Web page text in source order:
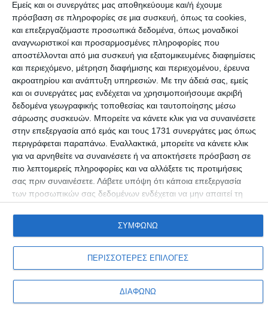
Εμείς και οι συνεργάτες μας αποθηκεύουμε και/ή έχουμε
πρόσβαση σε πληροφορίες σε μια συσκευή, όπως τα cookies,
και επεξεργαζόμαστε προσωπικά δεδομένα, όπως μοναδικοί
αναγνωριστικοί και προσαρμοσμένες πληροφορίες που
αποστέλλονται από μια συσκευή για εξατομικευμένες διαφημίσεις
και περιεχόμενο, μέτρηση διαφήμισης και περιεχομένου, έρευνα
ακροατηρίου και ανάπτυξη υπηρεσιών. Με την άδειά σας, εμείς
και οι συνεργάτες μας ενδέχεται να χρησιμοποιήσουμε ακριβή
δεδομένα γεωγραφικής τοποθεσίας και ταυτοποίησης μέσω
σάρωσης συσκευών. Μπορείτε να κάνετε κλικ για να συναινέσετε
στην επεξεργασία από εμάς και τους 1731 συνεργάτες μας όπως
περιγράφεται παραπάνω. Εναλλακτικά, μπορείτε να κάνετε κλικ
για να αρνηθείτε να συναινέσετε ή να αποκτήσετε πρόσβαση σε
πιο λεπτομερείς πληροφορίες και να αλλάξετε τις προτιμήσεις
σας πριν συναινέσετε. Λάβετε υπόψη ότι κάποια επεξεργασία
των προσωπικών σας δεδομένων ενδέχεται να μην απαιτεί τη
την επεξεργασία. Οι προτιμήσεις σαςθα ισχύουν μόνο για αυτόν
τον ιστότοπο. Μπορείτε να αλλάξετε τις προτιμήσεις σας ή να
επιστρέφοντας σε αυτόν τον ιστότοπο και κάνοντας κλικ στο
κουμπί "Απορρήτου" στο κάτω μέρος της ιστοσελίδας.
ΠΕΡΙΣΣΟΤΕΡΕΣ ΕΠΙΛΟΓΕΣ
ΔΙΑΦΩΝΩ
ΣΥΜΦΩΝΩ
ΕΛΛΆΔΑ
Ο γιος του πρώην βουλευτή Θ. Νταβλούρου έπεσε
από γέφυρα!
Γιος του πρώην βουλευτή Αχαΐας της Νέας Δημοκρατίας
Συντακτική ομάδα 27/11/2016
Copyright © Adiakritos.gr 2026. All Rights Reserved.
Προσωπικά δεδομένα & Όροι Χρήσης